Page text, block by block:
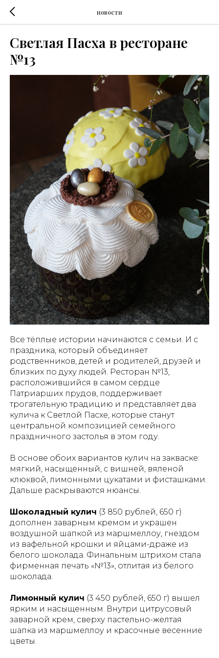
новости
Светлая Пасха в ресторане
№13
Все тёплые истории начинаются с семьи. И с
праздника, который объединяет
родственников, детей и родителей, друзей и
близких по духу людей. Ресторан №13,
расположившийся в самом сердце
Патриарших прудов, поддерживает
трогательную традицию и представляет два
кулича к Светлой Пасхе, которые станут
центральной композицией семейного
праздничного застолья в этом году.
В основе обоих вариантов кулич на закваске:
мягкий, насыщенный, с вишней, вяленой
клюквой, лимонными цукатами и фисташками.
Дальше раскрываются нюансы.
Шоколадный кулич (3 850 рублей, 650 г)
дополнен заварным кремом и украшен
воздушной шапкой из маршмеллоу, гнездом
из вафельной крошки и яйцами-драже из
белого шоколада. Финальным штрихом стала
фирменная печать «№13», отлитая из белого
шоколада.
Лимонный кулич (3 450 рублей, 650 г) вышел
ярким и насыщенным. Внутри цитрусовый
заварной крем, сверху пастельно-желтая
шапка из маршмеллоу и красочные весенние
цветы.